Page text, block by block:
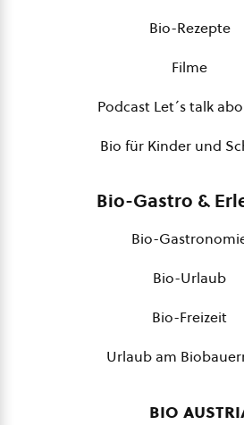
Bio-Rezepte
Filme
Podcast Let´s talk
Bio für Kinder und
Bio-Gastro &
Bio-
Bio-Urlaub
Bio-Freizeit
Urlaub am
bio